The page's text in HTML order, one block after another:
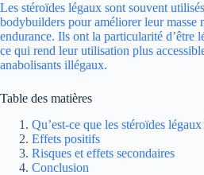
Les stéroïdes légaux sont souvent
bodybuilders pour améliorer leur masse
endurance. Ils ont la particularité d’être
ce qui rend leur utilisation plus
anabolisants illégaux.
Table des matières
Qu’est-ce que les stéroïdes légaux
Effets positifs
Risques et effets secondaires
Conclusion